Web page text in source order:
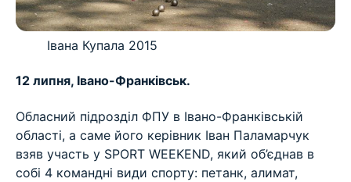
Івана Купала 2015
12 липня, Івано-Франківськ.
Обласний підрозділ ФПУ в Івано-Франківській
області, а саме його керівник Іван Паламарчук
взяв участь у SPORT WEEKEND, який об’єднав в
собі 4 командні види спорту: петанк, алимат,